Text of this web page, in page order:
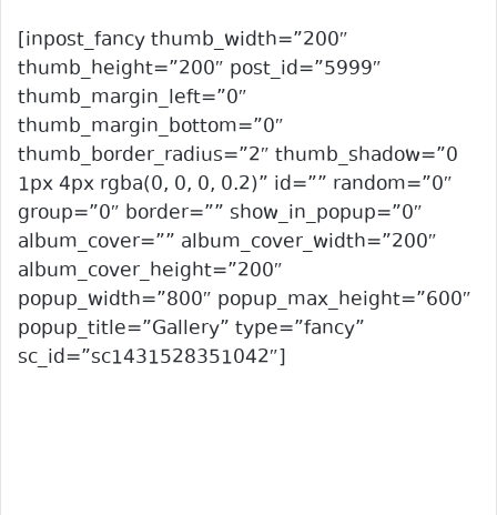
[inpost_fancy thumb_width=”200″
thumb_height=”200″ post_id=”5999″
thumb_margin_left=”0″
thumb_margin_bottom=”0″
thumb_border_radius=”2″ thumb_shadow=”0
1px 4px rgba(0, 0, 0, 0.2)” id=”” random=”0″
group=”0″ border=”” show_in_popup=”0″
album_cover=”” album_cover_width=”200″
album_cover_height=”200″
popup_width=”800″ popup_max_height=”600″
popup_title=”Gallery” type=”fancy”
sc_id=”sc1431528351042″]